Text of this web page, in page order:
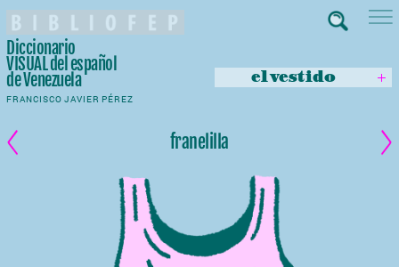
Diccionario
VISUALdel español
de Venezuela
FRANCISCO JAVIER PÉREZ
el vestido
franelilla